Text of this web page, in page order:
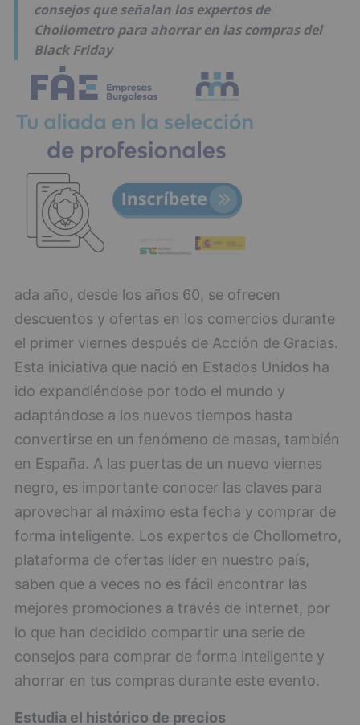
consejos que señalan los expertos de
Chollometro para ahorrar en las compras del
Black Friday
ada año, desde los años 60, se ofrecen
descuentos y ofertas en los comercios durante
el primer viernes después de Acción de Gracias.
Esta iniciativa que nació en Estados Unidos ha
ido expandiéndose por todo el mundo y
adaptándose a los nuevos tiempos hasta
convertirse en un fenómeno de masas, también
en España. A las puertas de un nuevo viernes
negro, es importante conocer las claves para
aprovechar al máximo esta fecha y comprar de
forma inteligente. Los expertos de Chollometro,
plataforma de ofertas líder en nuestro país,
saben que a veces no es fácil encontrar las
mejores promociones a través de internet, por
lo que han decidido compartir una serie de
consejos para comprar de forma inteligente y
ahorrar en tus compras durante este evento.
Estudia el histórico de precios